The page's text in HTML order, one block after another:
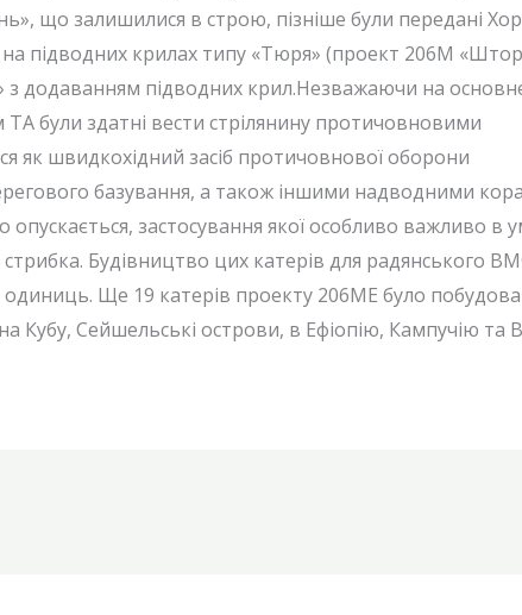
що залишилися в строю, пізніше були передані
підводних крилах типу «Тюря» (проект 206М
з додаванням підводних крил.Незважаючи на
були здатні вести стрілянину протичовновими
як швидкохідний засіб протичовнової оборони
базування, а також іншими надводними
застосування якої особливо важливо в
Будівництво цих катерів для радянського
Ще 19 катерів проекту 206МЕ було
Сейшельські острови, в Ефіопію, Кампучію та